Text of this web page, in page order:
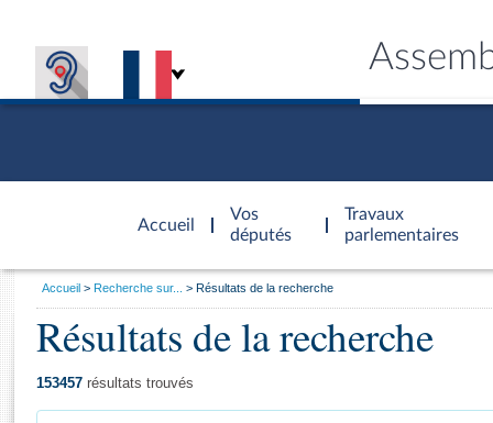
Accueil
d'accueil
Vos
députés
Travaux
parlementaires
Général
Vous
Accueil Recherche sur... Résultats de la recherche
Résultats de la recherche
153457 résultats trouvés